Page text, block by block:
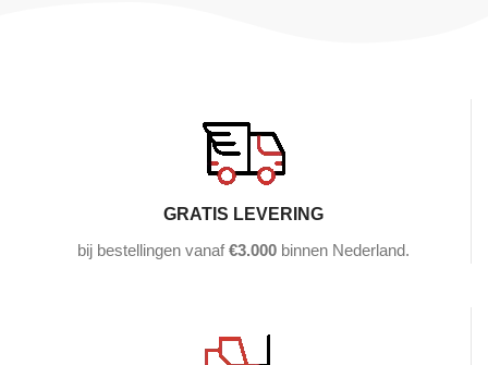
GRATIS LEVERING
bij bestellingen vanaf€3.000 binnen Nederland.